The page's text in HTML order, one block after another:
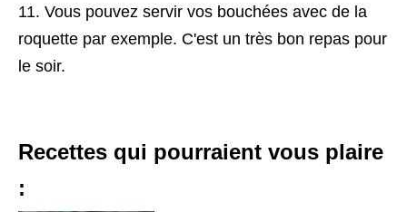
Vous pouvez servir vos bouchées avec de la
roquette par exemple. C'est un très bon repas pour
le soir.
Recettes qui pourraient vous plaire
: